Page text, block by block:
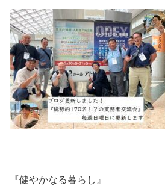
『健やかなる暮らし』